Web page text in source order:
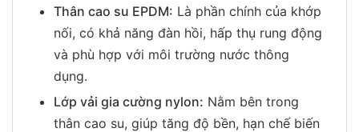
Thân cao su EPDM: Là phần chính của khớp
nối, có khả năng đàn hồi, hấp thụ rung động
và phù hợp với môi trường nước thông
dụng.
Lớp vải gia cường nylon: Nằm bên trong
thân cao su, giúp tăng độ bền, hạn chế biến